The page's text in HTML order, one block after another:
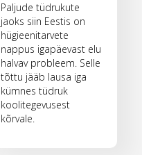
Paljude tüdrukute
jaoks siin Eestis on
hügieenitarvete
nappus igapäevast elu
halvav probleem. Selle
tõttu jääb lausa iga
kümnes tüdruk
koolitegevusest
kõrvale.